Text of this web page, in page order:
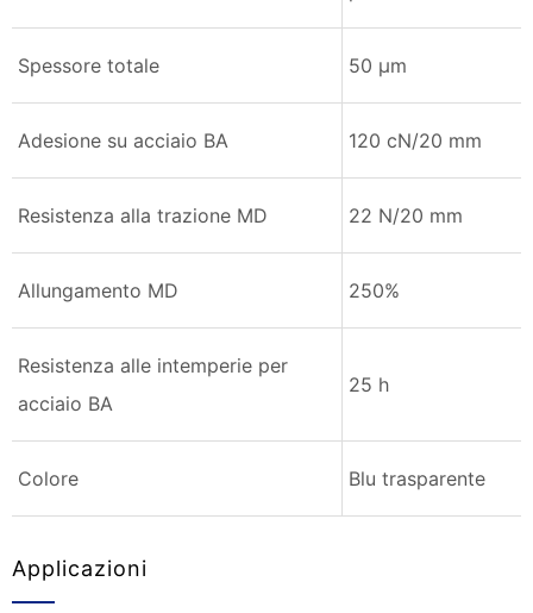
Spessore totale 50 µm
Adesione su acciaio BA 120 cN/20 mm
Resistenza alla trazione MD 22 N/20 mm
Allungamento MD 250%
Resistenza alle intemperie per
acciaio BA
25 h
Colore Blu trasparente
Applicazioni